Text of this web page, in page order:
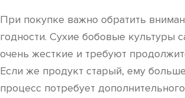
При покупке важно обратить
годности. Сухие бобовые культуры
очень жесткие и требуют
Если же продукт старый, ему
процесс потребует